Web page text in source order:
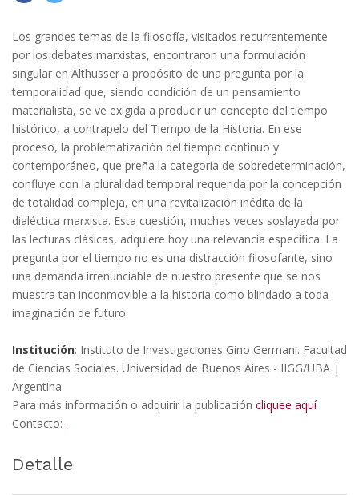
Los grandes temas de la filosofía, visitados recurrentemente
por los debates marxistas, encontraron una formulación
singular en Althusser a propósito de una pregunta por la
temporalidad que, siendo condición de un pensamiento
materialista, se ve exigida a producir un concepto del tiempo
histórico, a contrapelo del Tiempo de la Historia. En ese
proceso, la problematización del tiempo continuo y
contemporáneo, que preña la categoría de sobredeterminación,
confluye con la pluralidad temporal requerida por la concepción
de totalidad compleja, en una revitalización inédita de la
dialéctica marxista. Esta cuestión, muchas veces soslayada por
las lecturas clásicas, adquiere hoy una relevancia específica. La
pregunta por el tiempo no es una distracción filosofante, sino
una demanda irrenunciable de nuestro presente que se nos
muestra tan inconmovible a la historia como blindado a toda
imaginación de futuro.
Institución: Instituto de Investigaciones Gino Germani. Facultad
de Ciencias Sociales. Universidad de Buenos Aires - IIGG/UBA |
Argentina
Para más información o adquirir la publicación cliquee aquí
Contacto: .
Detalle